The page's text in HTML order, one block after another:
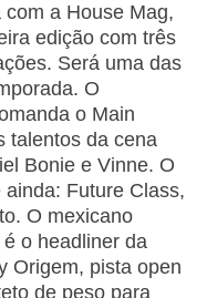
a House Mag,
edição com três
Será uma das
O
o Main
talentos da cena
Bonie e Vinne. O
Future Class,
O mexicano
o headliner da
Origem, pista open
de peso para